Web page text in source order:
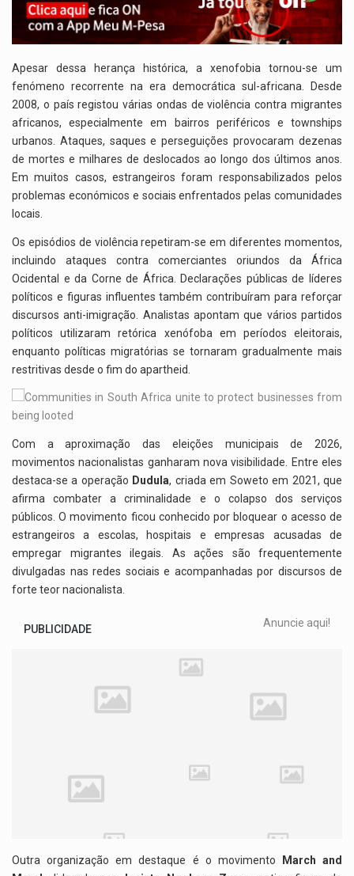
Apesar dessa herança histórica, a xenofobia tornou-se um
fenómeno recorrente na era democrática sul-africana. Desde
2008, o país registou várias ondas de violência contra migrantes
africanos, especialmente em bairros periféricos e townships
urbanos. Ataques, saques e perseguições provocaram dezenas
de mortes e milhares de deslocados ao longo dos últimos anos.
Em muitos casos, estrangeiros foram responsabilizados pelos
problemas económicos e sociais enfrentados pelas comunidades
locais.
Os episódios de violência repetiram-se em diferentes momentos,
incluindo ataques contra comerciantes oriundos da África
Ocidental e da Corne de África. Declarações públicas de líderes
políticos e figuras influentes também contribuíram para reforçar
discursos anti-imigração. Analistas apontam que vários partidos
políticos utilizaram retórica xenófoba em períodos eleitorais,
enquanto políticas migratórias se tornaram gradualmente mais
restritivas desde o fim do apartheid.
Com a aproximação das eleições municipais de 2026,
movimentos nacionalistas ganharam nova visibilidade. Entre eles
destaca-se a operação Dudula, criada em Soweto em 2021, que
afirma combater a criminalidade e o colapso dos serviços
públicos. O movimento ficou conhecido por bloquear o acesso de
estrangeiros a escolas, hospitais e empresas acusadas de
empregar migrantes ilegais. As ações são frequentemente
divulgadas nas redes sociais e acompanhadas por discursos de
forte teor nacionalista.
PUBLICIDADE Anuncie aqui!
Outra organização em destaque é o movimento
March and